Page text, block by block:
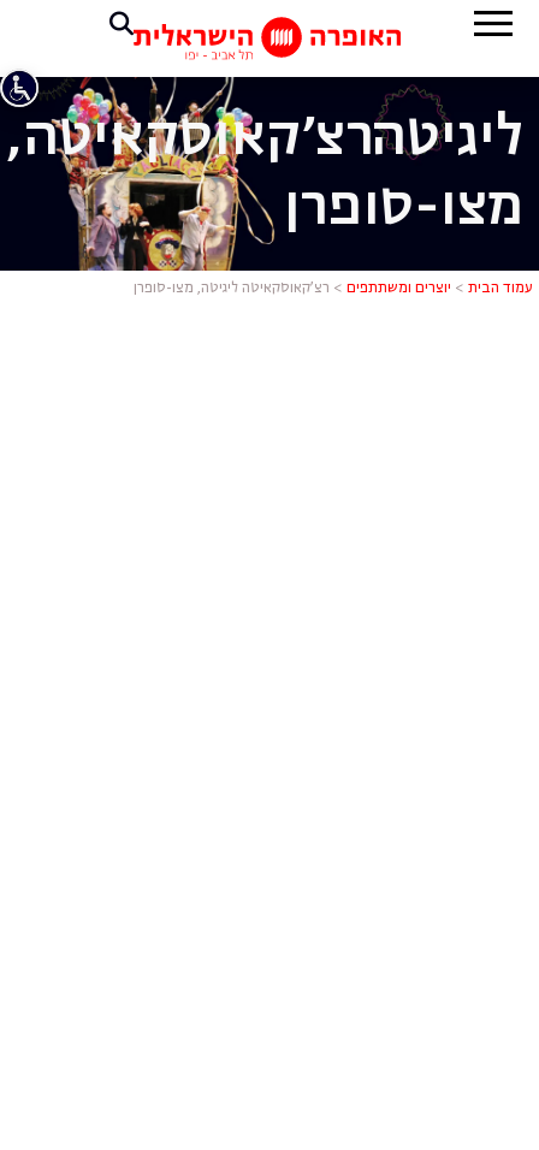
ליגיטהרצ'קאוסקאיטה,
מצו-סופרן
עמוד הבית > יוצרים ומשתתפים > רצ’קאוסקאיטה ליגיטה, מצו-סופרן